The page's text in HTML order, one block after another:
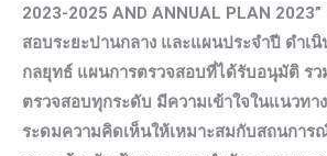
2023-2025 AND ANNUAL PLAN 2023”
สอบระยะปานกลาง และแผนประจำปี ดำเ
กลยุทธ์ แผนการตรวจสอบที่ได้รับอนุมัติ รว
ตรวจสอบทุกระดับ มีความเข้าใจในแนวทา
ระดมความคิดเห็นให้เหมาะสมกับสถนการ